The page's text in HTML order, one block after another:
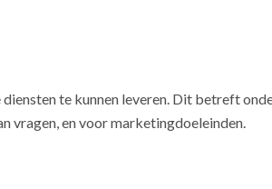
te kunnen leveren. Dit betreft
vragen, en voor marketingdoeleinden.